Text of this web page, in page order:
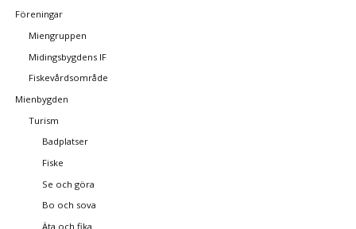
Föreningar
Miengruppen
Midingsbygdens IF
Fiskevårdsområde
Mienbygden
Turism
Badplatser
Fiske
Se och göra
Bo och sova
Äta och fika